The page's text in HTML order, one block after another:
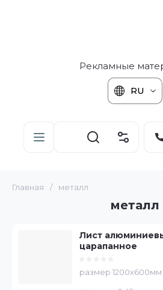
Рекламные
RU
Главная / металл
металл
Лист
царапанное
размер 1200х600мм